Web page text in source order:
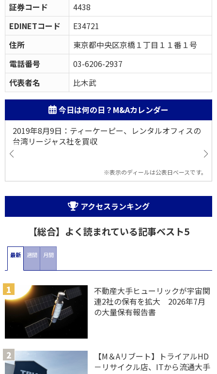
証券コード
4438
EDINETコード
E34721
住所
東京都中央区京橋１丁目１１番１号
電話番号
03-6206-2937
代表者名
比木武
今日は何の日？M&Aカレンダー
2019年8月9日：ティーケーピー、レンタルオフィスの
台湾リージャス社を買収
※表示のディールは公表日ベースです。
アクセスランキング
【総合】よく読まれている記事ベスト5
最新 週間 月間
不動産大手ヒューリックが宇宙関
連2社の保有を拡大 2026年7月
の大量保有報告書
【M＆Aリブート】トライアルHD
－リサイクル店、ITから流通大手